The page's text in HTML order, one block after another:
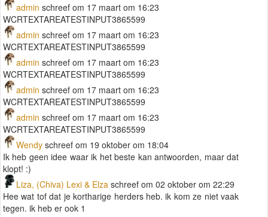
admin schreef om 17 maart om 16:23
WCRTEXTAREATESTINPUT3865599
admin schreef om 17 maart om 16:23
WCRTEXTAREATESTINPUT3865599
admin schreef om 17 maart om 16:23
WCRTEXTAREATESTINPUT3865599
admin schreef om 17 maart om 16:23
WCRTEXTAREATESTINPUT3865599
admin schreef om 17 maart om 16:23
WCRTEXTAREATESTINPUT3865599
Wendy schreef om 19 oktober om 18:04
Ik heb geen idee waar ik het beste kan antwoorden, maar dat
klopt! :)
Liza, (Chiva) Lexi & Elza schreef om 02 oktober om 22:29
Hee wat tof dat je kortharige herders heb. ik kom ze niet vaak
tegen. ik heb er ook 1